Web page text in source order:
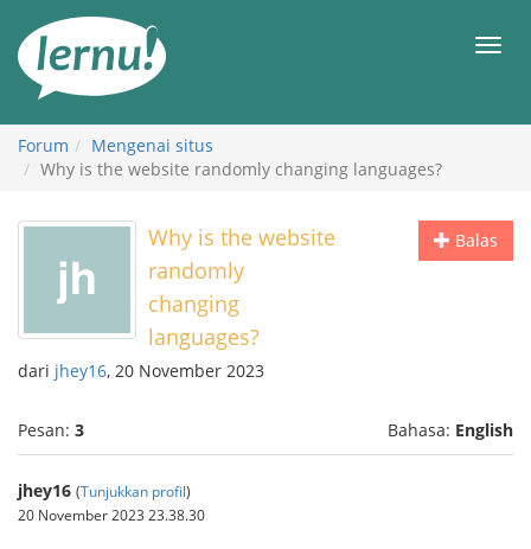
daftar
Forum
Mengenai situs
Why is the website randomly changing languages?
Balas
Why is the website
randomly
changing
languages?
dari jhey16, 20 November 2023
Pesan: 3 Bahasa: English
jhey16 (Tunjukkan profil)
20 November 2023 23.38.30